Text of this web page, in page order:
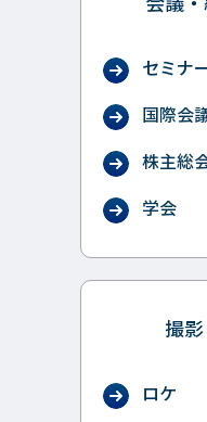
セミナ
国際会
株主総
学会
撮
ロケ